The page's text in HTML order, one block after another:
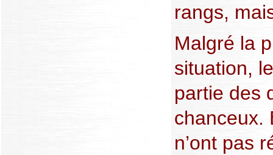
rangs,
Malgré la
situation,
partie des
chanceux.
n’ont pas